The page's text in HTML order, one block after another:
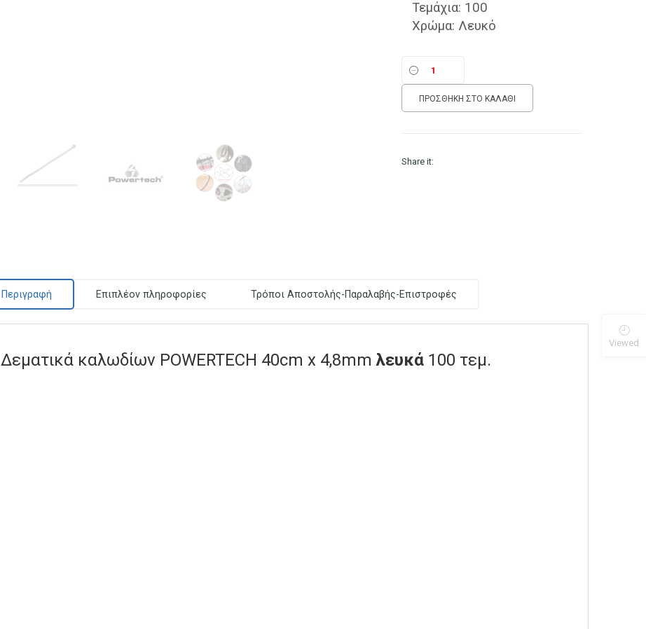
Τεμάχια: 100
Χρώμα: Λευκό
ΠΡΟΣΘΉΚΗ ΣΤΟ ΚΑΛΆΘΙ
Share it:
Περιγραφή Επιπλέον πληροφορίες Τρόποι Αποστολής-Παραλαβής-Επιστροφές
Δεματικά καλωδίων POWERTECH 40cm x 4,8mmλευκά 100 τεμ.
Viewed